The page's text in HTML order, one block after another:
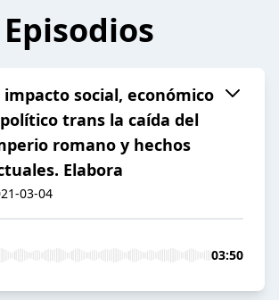
Episodios
impacto social, económico
trans la caída del
romano y hechos
Elabora
03-04
03:50